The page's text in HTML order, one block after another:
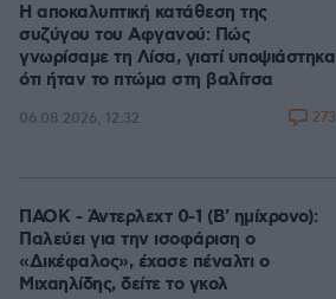
Η αποκαλυπτική κατάθεση της
συζύγου του Αφγανού: Πώς
γνωρίσαμε τη Λίσα, γιατί υποψιάστηκα
ότι ήταν το πτώμα στη βαλίτσα
06.08.2026, 12:32 273
ΠΑΟΚ - Άντερλεχτ 0-1 (Β' ημίχρονο):
Παλεύει για την ισοφάριση ο
«Δικέφαλος», έχασε πέναλτι ο
Μιχαηλίδης, δείτε το γκολ